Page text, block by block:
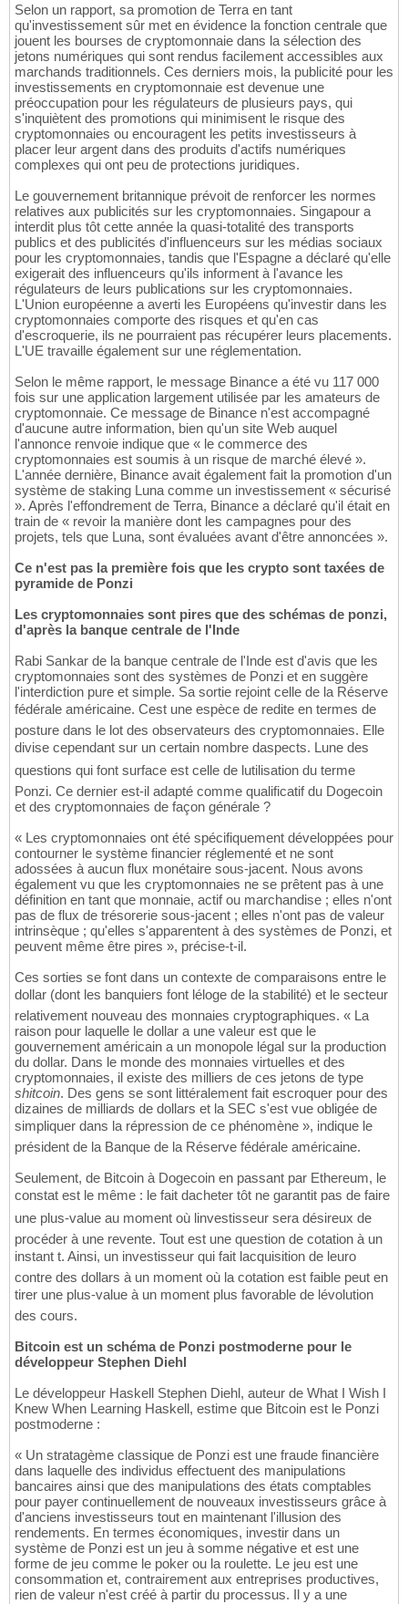
Selon un rapport, sa promotion de Terra en tant
qu'investissement sûr met en évidence la fonction centrale que
jouent les bourses de cryptomonnaie dans la sélection des
jetons numériques qui sont rendus facilement accessibles aux
marchands traditionnels. Ces derniers mois, la publicité pour les
investissements en cryptomonnaie est devenue une
préoccupation pour les régulateurs de plusieurs pays, qui
s'inquiètent des promotions qui minimisent le risque des
cryptomonnaies ou encouragent les petits investisseurs à
placer leur argent dans des produits d'actifs numériques
complexes qui ont peu de protections juridiques.
Le gouvernement britannique prévoit de renforcer les normes
relatives aux publicités sur les cryptomonnaies. Singapour a
interdit plus tôt cette année la quasi-totalité des transports
publics et des publicités d'influenceurs sur les médias sociaux
pour les cryptomonnaies, tandis que l'Espagne a déclaré qu'elle
exigerait des influenceurs qu'ils informent à l'avance les
régulateurs de leurs publications sur les cryptomonnaies.
L'Union européenne a averti les Européens qu'investir dans les
cryptomonnaies comporte des risques et qu'en cas
d'escroquerie, ils ne pourraient pas récupérer leurs placements.
L'UE travaille également sur une réglementation.
Selon le même rapport, le message Binance a été vu 117 000
fois sur une application largement utilisée par les amateurs de
cryptomonnaie. Ce message de Binance n'est accompagné
d'aucune autre information, bien qu'un site Web auquel
l'annonce renvoie indique que « le commerce des
cryptomonnaies est soumis à un risque de marché élevé ».
L'année dernière, Binance avait également fait la promotion d'un
système de staking Luna comme un investissement « sécurisé
». Après l'effondrement de Terra, Binance a déclaré qu'il était en
train de « revoir la manière dont les campagnes pour des
projets, tels que Luna, sont évaluées avant d'être annoncées ».
Ce n'est pas la première fois que les crypto sont taxées de
pyramide de Ponzi
Les cryptomonnaies sont pires que des schémas de ponzi,
d'après la banque centrale de l'Inde
Rabi Sankar de la banque centrale de l'Inde est d'avis que les
cryptomonnaies sont des systèmes de Ponzi et en suggère
l'interdiction pure et simple. Sa sortie rejoint celle de la Réserve
fédérale américaine. Cest une espèce de redite en termes de
posture dans le lot des observateurs des cryptomonnaies. Elle
divise cependant sur un certain nombre daspects. Lune des
questions qui font surface est celle de lutilisation du terme
Ponzi. Ce dernier est-il adapté comme qualificatif du Dogecoin
et des cryptomonnaies de façon générale ?
« Les cryptomonnaies ont été spécifiquement développées pour
contourner le système financier réglementé et ne sont
adossées à aucun flux monétaire sous-jacent. Nous avons
également vu que les cryptomonnaies ne se prêtent pas à une
définition en tant que monnaie, actif ou marchandise ; elles n'ont
pas de flux de trésorerie sous-jacent ; elles n'ont pas de valeur
intrinsèque ; qu'elles s'apparentent à des systèmes de Ponzi, et
peuvent même être pires », précise-t-il.
Ces sorties se font dans un contexte de comparaisons entre le
dollar (dont les banquiers font léloge de la stabilité) et le secteur
relativement nouveau des monnaies cryptographiques. « La
raison pour laquelle le dollar a une valeur est que le
gouvernement américain a un monopole légal sur la production
du dollar. Dans le monde des monnaies virtuelles et des
cryptomonnaies, il existe des milliers de ces jetons de type
shitcoin. Des gens se sont littéralement fait escroquer pour des
dizaines de milliards de dollars et la SEC s'est vue obligée de
simpliquer dans la répression de ce phénomène », indique le
président de la Banque de la Réserve fédérale américaine.
Seulement, de Bitcoin à Dogecoin en passant par Ethereum, le
constat est le même : le fait dacheter tôt ne garantit pas de faire
une plus-value au moment où linvestisseur sera désireux de
procéder à une revente. Tout est une question de cotation à un
instant t. Ainsi, un investisseur qui fait lacquisition de leuro
contre des dollars à un moment où la cotation est faible peut en
tirer une plus-value à un moment plus favorable de lévolution
des cours.
Bitcoin est un schéma de Ponzi postmoderne pour le
développeur Stephen Diehl
Le développeur Haskell Stephen Diehl, auteur de What I Wish I
Knew When Learning Haskell, estime que Bitcoin est le Ponzi
postmoderne :
« Un stratagème classique de Ponzi est une fraude financière
dans laquelle des individus effectuent des manipulations
bancaires ainsi que des manipulations des états comptables
pour payer continuellement de nouveaux investisseurs grâce à
d'anciens investisseurs tout en maintenant l'illusion des
rendements. En termes économiques, investir dans un
système de Ponzi est un jeu à somme négative et est une
forme de jeu comme le poker ou la roulette. Le jeu est une
consommation et, contrairement aux entreprises productives,
rien de valeur n'est créé à partir du processus. Il y a une